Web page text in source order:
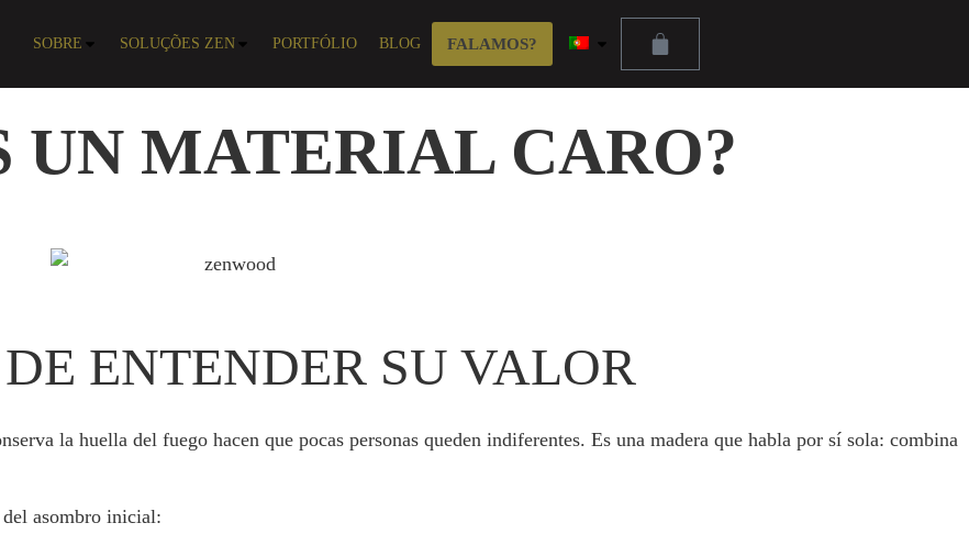
SOBRE SOLUÇÕES ZEN PORTFÓLIO BLOG FALAMOS?
UN MATERIAL CARO?
ENTENDER SU VALOR
la huella del fuego hacen que pocas personas queden indiferentes. Es una madera que habla por sí sola: combina
del asombro inicial: